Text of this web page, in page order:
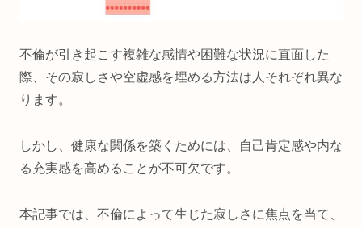
不倫が引き起こす複雑な感情や困難な状況に直面した
際、その寂しさや空虚感を埋める方法は人それぞれ異な
ります。
しかし、健康な関係を築くためには、自己肯定感や内な
る充実感を高めることが不可欠です。
本記事では、不倫によって生じた寂しさに焦点を当て、